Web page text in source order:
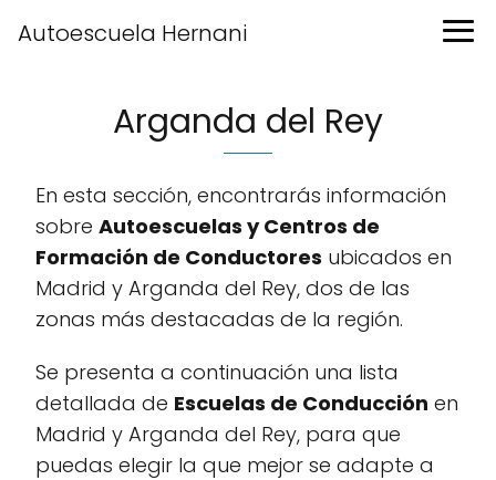
Autoescuela Hernani
Arganda del Rey
En esta sección, encontrarás información
sobre Autoescuelas y Centros de
Formación de Conductores ubicados en
Madrid y Arganda del Rey, dos de las
zonas más destacadas de la región.
Se presenta a continuación una lista
detallada de Escuelas de Conducción en
Madrid y Arganda del Rey, para que
puedas elegir la que mejor se adapte a